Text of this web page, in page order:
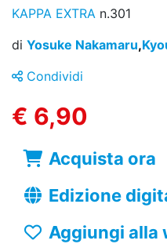
KAPPA EXTRA n.301
di Yosuke Nakamaru,
Condividi
€ 6,90
Acquista ora
Edizione
Aggiungi alla